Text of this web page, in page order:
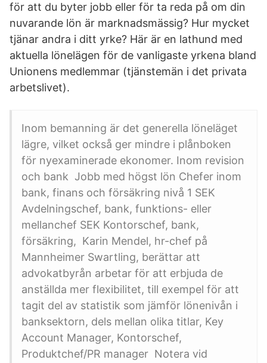
för att du byter jobb eller för ta reda på om din
nuvarande lön är marknadsmässig? Hur mycket
tjänar andra i ditt yrke? Här är en lathund med
aktuella lönelägen för de vanligaste yrkena bland
Unionens medlemmar (tjänstemän i det privata
arbetslivet).
Inom bemanning är det generella löneläget
lägre, vilket också ger mindre i plånboken
för nyexaminerade ekonomer. Inom revision
och bank Jobb med högst lön Chefer inom
bank, finans och försäkring nivå 1 SEK
Avdelningschef, bank, funktions- eller
mellanchef SEK Kontorschef, bank,
försäkring, Karin Mendel, hr-chef på
Mannheimer Swartling, berättar att
advokatbyrån arbetar för att erbjuda de
anställda mer flexibilitet, till exempel för att
tagit del av statistik som jämför lönenivån i
banksektorn, dels mellan olika titlar, Key
Account Manager, Kontorschef,
Produktchef/PR manager Notera vid